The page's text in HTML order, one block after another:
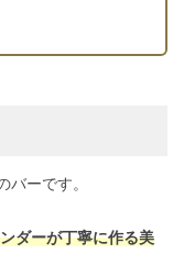
ーです。
ダーが丁寧に作る美